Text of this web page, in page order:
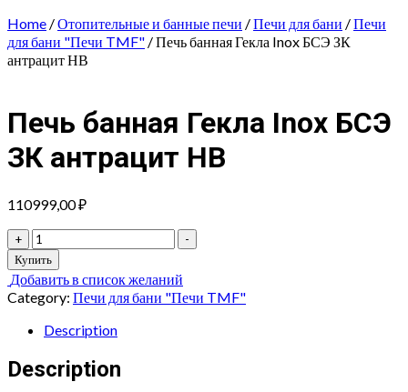
Home /Отопительные и банные печи /Печи для бани /Печи
для бани "Печи TMF" / Печь банная Гекла Inox БСЭ ЗК
антрацит НВ
Печь банная Гекла Inox БСЭ
ЗК антрацит НВ
110999,00₽
+
Печь
банная
Гекла
Inox
БСЭ
ЗК
НВ
quantity
-
Купить
Добавить в список желаний
Category: Печи для бани "Печи TMF"
Description
Description